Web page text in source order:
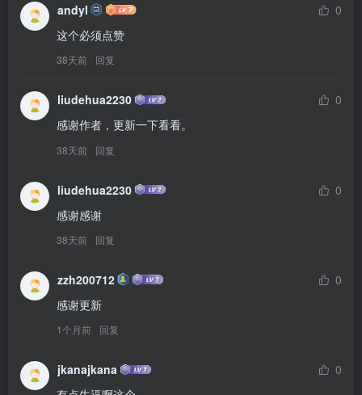
andyl
0
这个必须点赞
38天前 回复
liudehua2230
0
感谢作者，更新一下看看。
38天前 回复
liudehua2230
0
感谢感谢
38天前 回复
zzh200712
0
感谢更新
1个月前 回复
jkanajkana
0